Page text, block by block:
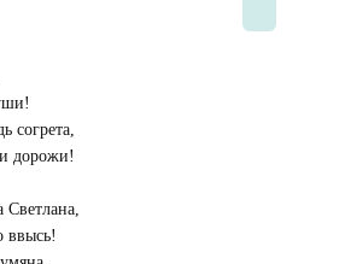
согрета,
дорожи!
Светлана,
ввысь!